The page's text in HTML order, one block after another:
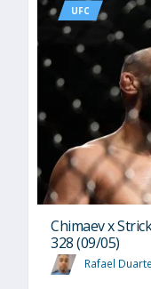
UFC
Chimaev x
328 (09/05)
Rafael Duarte